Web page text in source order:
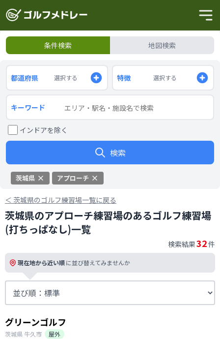
条件検索 地図検索
都道府県 選択する 特徴 選択する
キーワード
インドアを除く
検索
茨城県 アプローチ
＜ 茨城県のゴルフ練習場一覧に戻る
茨城県のアプローチ練習場のあるゴルフ練習場
(打ちっぱなし)一覧
検索結果32件
現在地から近い順に並び替えてみませんか
グリーンゴルフ
茨城県 牛久市
屋外